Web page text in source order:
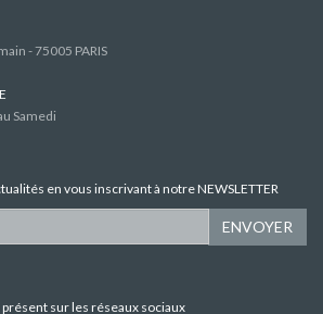
- 75005 PARIS
Samedi
en vous inscrivant à notre NEWSLETTER
ENVOYER
présent sur les réseaux sociaux